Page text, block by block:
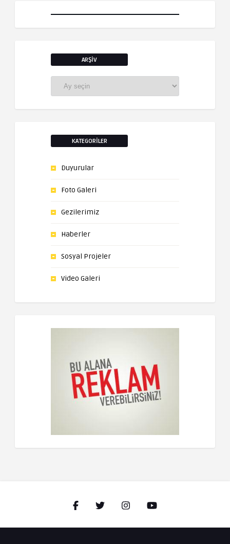
ARŞIV
KATEGORILER
Duyurular
Foto Galeri
Gezilerimiz
Haberler
Sosyal Projeler
Video Galeri